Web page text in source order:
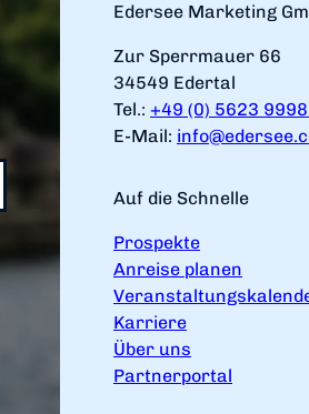
Edersee Marketing
Zur Sperrmauer 66
34549 Edertal
Tel.: +49 (0) 5623
E-Mail:
Auf die Schnelle
Prospekte
Anreise planen
Karriere
Über uns
Partnerportal